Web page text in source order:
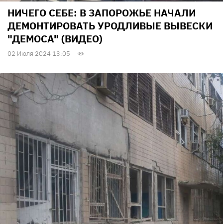
НИЧЕГО СЕБЕ: В ЗАПОРОЖЬЕ НАЧАЛИ
ДЕМОНТИРОВАТЬ УРОДЛИВЫЕ ВЫВЕСКИ
"ДЕМОСА" (ВИДЕО)
02 Июля 2024 13:05